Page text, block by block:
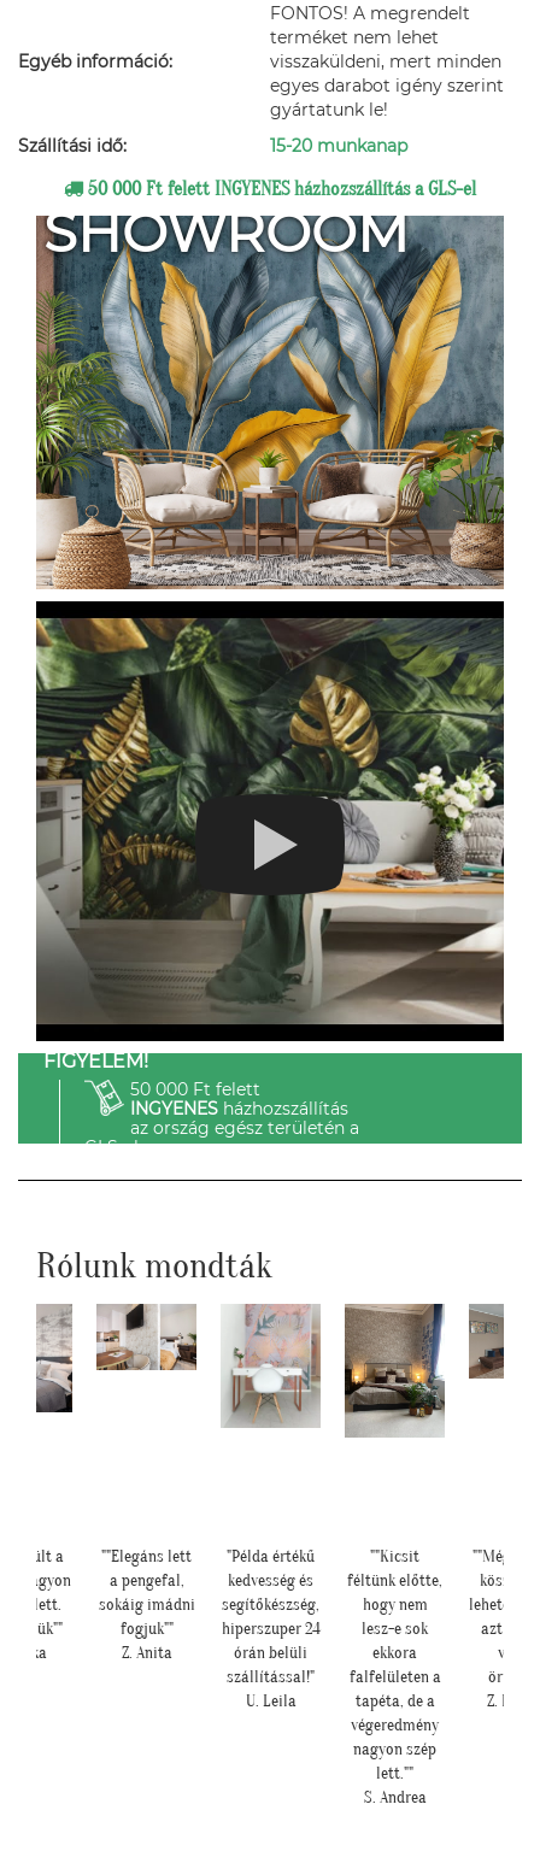
Egyéb információ:
FONTOS! A megrendelt
terméket nem lehet
visszaküldeni, mert minden
egyes darabot igény szerint
gyártatunk le!
Szállítási idő:
15-20 munkanap
50 000 Ft felett INGYENES házhozszállítás a GLS-el
SHOWROOM
FIGYELEM!
50 000 Ft felett
INGYENESházhozszállítás
az ország egész területén a
GLS-el.
Rólunk mondták
a
nagyon
lett.
Réka
""Elegáns lett
a pengefal,
sokáig imádni
fogjuk""
Z. Anita
"Példa értékű
kedvesség és
segítőkészség,
hiperszuper 24
órán belüli
szállítással!"
U. Leila
""Kicsit
féltünk előtte,
hogy nem
lesz-e sok
ekkora
falfelületen a
tapéta, de a
végeredmény
nagyon szép
lett.""
S. Andrea
""Még
azt is,
velünk
Z.